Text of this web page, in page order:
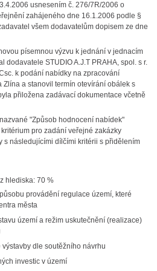
usnesením č. 276/7R/2006 o
zahájeného dne 16.1.2006 podle §
všem dodavatelům dopisem ze dne
písemnou výzvu k jednání v jednacím
dodavatele STUDIO A.J.T PRAHA, spol. s r.
k podání nabídky na zpracování
Zlína a stanovil termín otevírání obálek s
přiložena zadávací dokumentace včetně
"Způsob hodnocení nabídek"
pro zadání veřejné zakázky
s následujícími dílčími kritérii s přidělením
hlediska: 70 %
provádění regulace území, které
města
území a režim uskutečnění (realizace)
dle soutěžního návrhu
investic v území